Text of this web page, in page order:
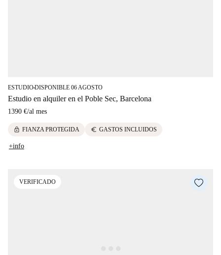
ESTUDIO■DISPONIBLE 06 AGOSTO
Estudio en alquiler en el Poble Sec, Barcelona
1390 €/al mes
lock FIANZA PROTEGIDA euro GASTOS INCLUIDOS
+info
VERIFICADO